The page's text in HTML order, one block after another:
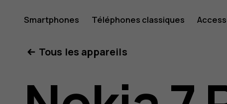
Guide
de
Smartphones Téléphones classiques
Tous les appareils